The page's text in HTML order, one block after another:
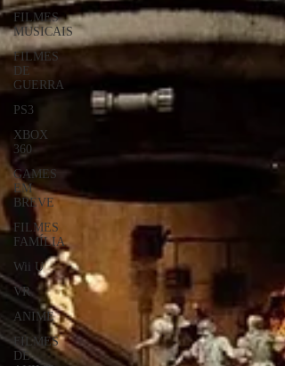
FILMES
MUSICAIS
FILMES
DE
GUERRA
PS3
XBOX
360
GAMES
EM
BREVE
FILMES
FAMÍLIA
Wii U
VR
ANIME
FILMES
DE